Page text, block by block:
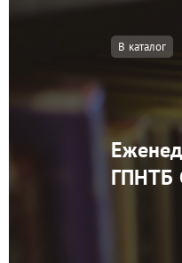
В каталог
ГПНТБ